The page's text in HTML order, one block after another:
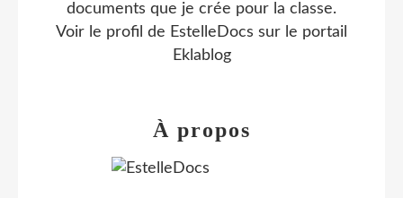
documents que je crée pour la classe.
Voir le profil de EstelleDocs sur le portail
Eklablog
À propos